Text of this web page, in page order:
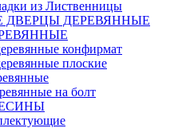
из Лиственницы
ДЕРЕВЯННЫЕ
конфирмат
плоские
на болт